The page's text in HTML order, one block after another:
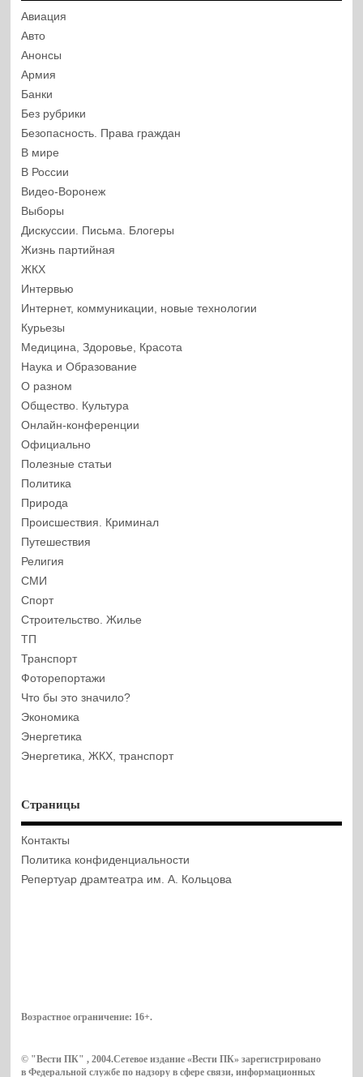
Авиация
Авто
Анонсы
Армия
Банки
Без рубрики
Безопасность. Права граждан
В мире
В России
Видео-Воронеж
Выборы
Дискуссии. Письма. Блогеры
Жизнь партийная
ЖКХ
Интервью
Интернет, коммуникации, новые технологии
Курьезы
Медицина, Здоровье, Красота
Наука и Образование
О разном
Общество. Культура
Онлайн-конференции
Официально
Полезные статьи
Политика
Природа
Происшествия. Криминал
Путешествия
Религия
СМИ
Спорт
Строительство. Жилье
ТП
Транспорт
Фоторепортажи
Что бы это значило?
Экономика
Энергетика
Энергетика, ЖКХ, транспорт
Страницы
Контакты
Политика конфиденциальности
Репертуар драмтеатра им. А. Кольцова
Возрастное ограничение: 16+.
© "Вести ПК" , 2004.Сетевое издание «Вести ПК» зарегистрировано
в Федеральной службе по надзору в сфере связи, информационных